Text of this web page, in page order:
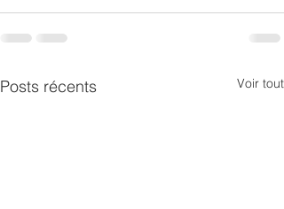
Posts récents Voir tout